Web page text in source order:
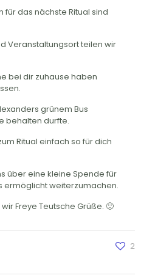
für das nächste Ritual sind
Veranstaltungsort teilen wir
bei dir zuhause haben
grünem Bus
behalten durfte.
Ritual einfach so für dich
über eine kleine Spende für
ermöglicht weiterzumachen.
Freye Teutsche Grüße. 🙂
2